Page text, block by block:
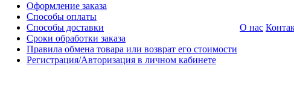
Оформление заказа
Способы оплаты
Способы доставки
Сроки обработки заказа
Правила обмена товара или возврат его стоимости
Регистрация/Авторизация в личном кабинете
О нас